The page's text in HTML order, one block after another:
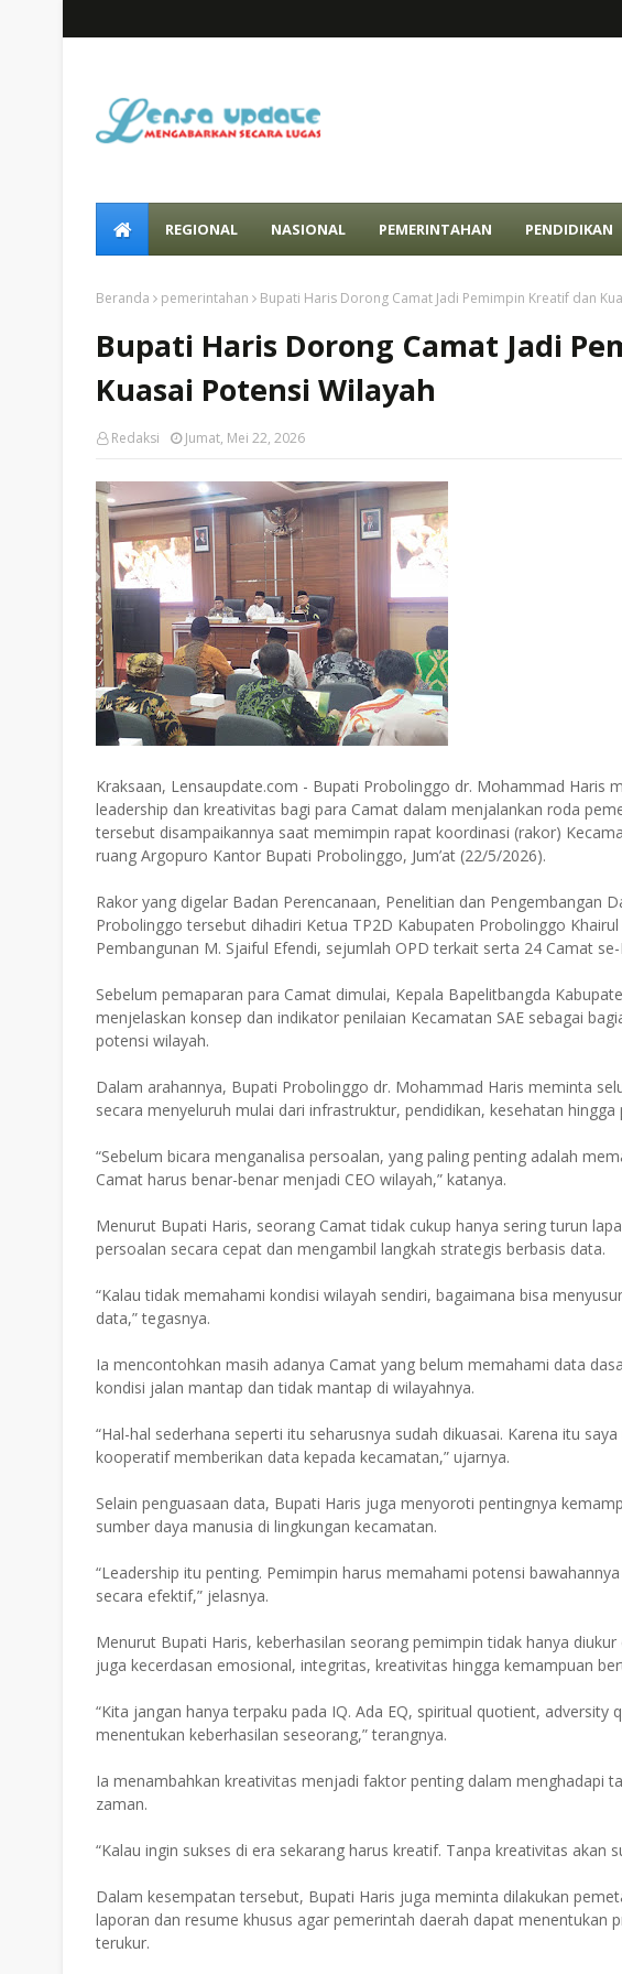
REGIONAL NASIONAL PEMERINTAHAN PENDIDIKAN
Beranda pemerintahan Bupati Haris Dorong Camat Jadi Pemimpin Kreatif dan
Bupati Haris Dorong Camat Jadi
Kuasai Potensi Wilayah
Redaksi Jumat, Mei 22, 2026
Kraksaan, Lensaupdate.com - Bupati Probolinggo dr. Mohammad Haris
leadership dan kreativitas bagi para Camat dalam menjalankan roda
tersebut disampaikannya saat memimpin rapat koordinasi (rakor)
ruang Argopuro Kantor Bupati Probolinggo, Jum’at (22/5/2026).
Rakor yang digelar Badan Perencanaan, Penelitian dan Pengembangan
Probolinggo tersebut dihadiri Ketua TP2D Kabupaten Probolinggo
Pembangunan M. Sjaiful Efendi, sejumlah OPD terkait serta 24 Camat
Sebelum pemaparan para Camat dimulai, Kepala Bapelitbangda
menjelaskan konsep dan indikator penilaian Kecamatan SAE sebagai
potensi wilayah.
Dalam arahannya, Bupati Probolinggo dr. Mohammad Haris meminta
secara menyeluruh mulai dari infrastruktur, pendidikan, kesehatan
“Sebelum bicara menganalisa persoalan, yang paling penting adalah
Camat harus benar-benar menjadi CEO wilayah,” katanya.
Menurut Bupati Haris, seorang Camat tidak cukup hanya sering turun
persoalan secara cepat dan mengambil langkah strategis berbasis data.
“Kalau tidak memahami kondisi wilayah sendiri, bagaimana bisa
data,” tegasnya.
Ia mencontohkan masih adanya Camat yang belum memahami data
kondisi jalan mantap dan tidak mantap di wilayahnya.
“Hal-hal sederhana seperti itu seharusnya sudah dikuasai. Karena itu
kooperatif memberikan data kepada kecamatan,” ujarnya.
Selain penguasaan data, Bupati Haris juga menyoroti pentingnya
sumber daya manusia di lingkungan kecamatan.
“Leadership itu penting. Pemimpin harus memahami potensi
secara efektif,” jelasnya.
Menurut Bupati Haris, keberhasilan seorang pemimpin tidak hanya
juga kecerdasan emosional, integritas, kreativitas hingga kemampuan
“Kita jangan hanya terpaku pada IQ. Ada EQ, spiritual quotient,
menentukan keberhasilan seseorang,” terangnya.
Ia menambahkan kreativitas menjadi faktor penting dalam menghadapi
zaman.
“Kalau ingin sukses di era sekarang harus kreatif. Tanpa kreativitas akan
Dalam kesempatan tersebut, Bupati Haris juga meminta dilakukan
laporan dan resume khusus agar pemerintah daerah dapat menentukan
terukur.